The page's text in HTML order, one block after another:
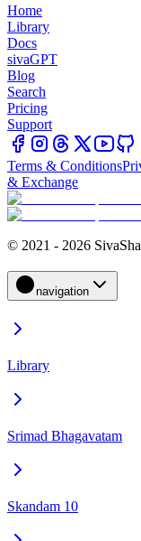
Home
Library
Docs
sivaGPT
Blog
Search
Pricing
Support
Terms & Conditions
& Exchange
© 2021 - 2026
navigation
Library
Srimad Bhagavatam
Skandam 10